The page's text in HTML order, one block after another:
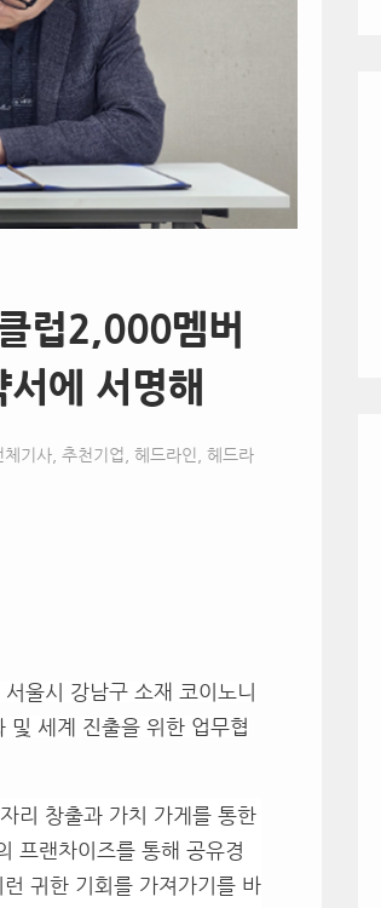
럽2,000멤버
에 서명해
체기사 추천기업 헤드라인 헤드라
울시 강남구 소재 코이노니
및 세계 진출을 위한 업무협
리 창출과 가치 가게를 통한
프랜차이즈를 통해 공유경
귀한 기회를 가져가기를 바